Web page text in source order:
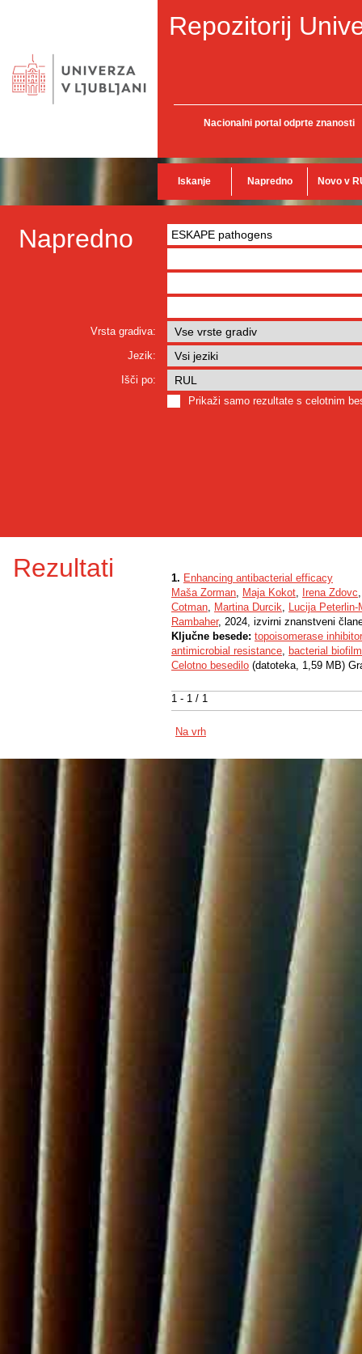
Repozitorij
Nacionalni portal odprte znanosti
Iskanje Napredno Novo v
Napredno
Vrsta gradiva:
Jezik:
Išči po:
Prikaži samo rezultate s celotnim
Rezultati
1 - 1 / 1
1. Enhancing antibacterial efficacy
Maša Zorman, Maja Kokot, Irena Zdovc
Cotman, Martina Durcik, Lucija Peterlin-
Rambaher, 2024, izvirni znanstveni
Ključne besede: topoisomerase
antimicrobial resistance, bacterial
Celotno besedilo (datoteka, 1,59 MB)
Na vrh